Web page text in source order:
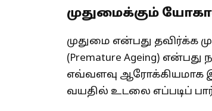
முதுமைக்கும்
முதுமை என்பது தவிர்க்க
(Premature Ageing)
எவ்வளவு ஆரோக்கியமாக
வயதில் உடலை எப்படிப்